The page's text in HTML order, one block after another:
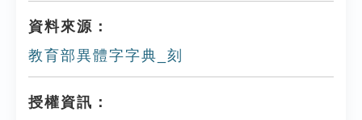
資料來源：
教育部異體字字典_刻
授權資訊：